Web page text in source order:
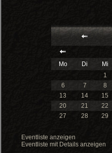
Mo
Di Mi
1
6
7 8
13
14 15
20
21 22
27
28 29
Eventliste anzeigen
Eventliste mit Details anzeigen